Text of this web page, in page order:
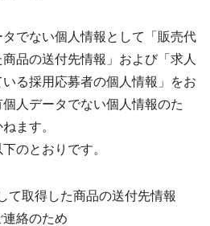
でない個人情報として「販売代
品の送付先情報」および「求人
る採用応募者の個人情報」をお
人データでない個人情報のた
ます。
のとおりです。
て取得した商品の送付先情報
絡のため